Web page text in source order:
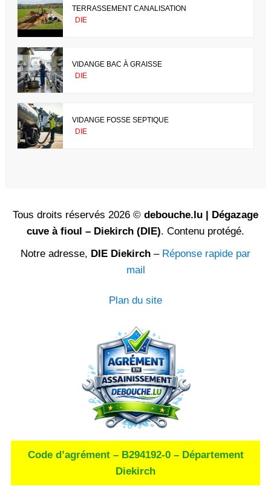
TERRASSEMENT CANALISATION
DIE
VIDANGE BAC À GRAISSE
DIE
VIDANGE FOSSE SEPTIQUE
DIE
Tous droits réservés 2026 © debouche.lu | Dégazage
cuve à fioul – Diekirch (DIE). Contenu protégé.
Notre adresse, DIE Diekirch – Réponse rapide par
mail
Plan du site
Code d’agrément – B294192-0 – Département
Diekirch